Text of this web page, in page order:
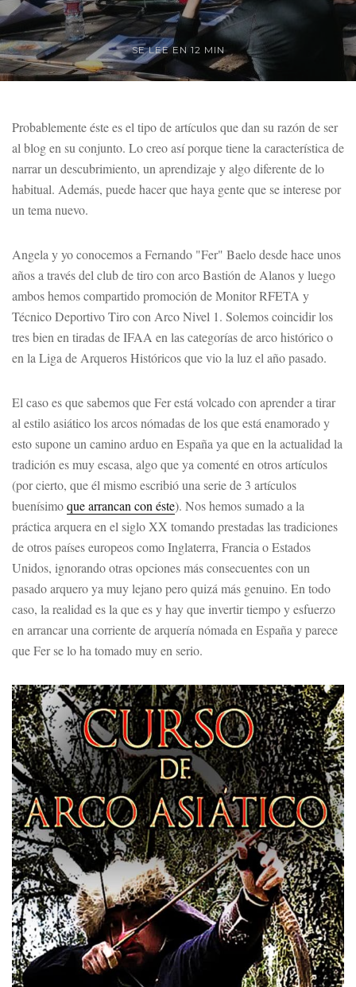
SE LEE EN 12 MIN
Probablemente éste es el tipo de artículos que dan su razón de ser
al blog en su conjunto. Lo creo así porque tiene la característica de
narrar un descubrimiento, un aprendizaje y algo diferente de lo
habitual. Además, puede hacer que haya gente que se interese por
un tema nuevo.
Angela y yo conocemos a Fernando "Fer" Baelo desde hace unos
años a través del club de tiro con arco Bastión de Alanos y luego
ambos hemos compartido promoción de Monitor RFETA y
Técnico Deportivo Tiro con Arco Nivel 1. Solemos coincidir los
tres bien en tiradas de IFAA en las categorías de arco histórico o
en la Liga de Arqueros Históricos que vio la luz el año pasado.
El caso es que sabemos que Fer está volcado con aprender a tirar
al estilo asiático los arcos nómadas de los que está enamorado y
esto supone un camino arduo en España ya que en la actualidad la
tradición es muy escasa, algo que ya comenté en otros artículos
(por cierto, que él mismo escribió una serie de 3 artículos
buenísimoque arrancan con éste). Nos hemos sumado a la
práctica arquera en el siglo XX tomando prestadas las tradiciones
de otros países europeos como Inglaterra, Francia o Estados
Unidos, ignorando otras opciones más consecuentes con un
pasado arquero ya muy lejano pero quizá más genuino. En todo
caso, la realidad es la que es y hay que invertir tiempo y esfuerzo
en arrancar una corriente de arquería nómada en España y parece
que Fer se lo ha tomado muy en serio.